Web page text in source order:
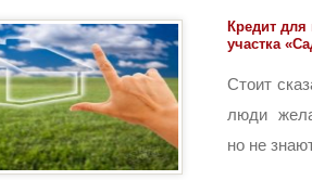
Кредит для
участка
Стоит
люди
но не